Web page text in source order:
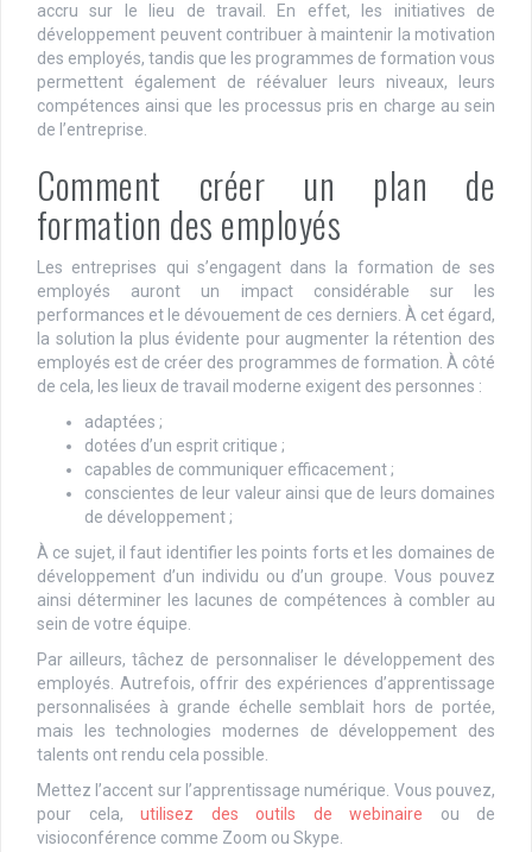
accru sur le lieu de travail. En effet, les initiatives de
développement peuvent contribuer à maintenir la motivation
des employés, tandis que les programmes de formation vous
permettent également de réévaluer leurs niveaux, leurs
compétences ainsi que les processus pris en charge au sein
de l’entreprise.
Comment créer un plan de
formation des employés
Les entreprises qui s’engagent dans la formation de ses
employés auront un impact considérable sur les
performances et le dévouement de ces derniers. À cet égard,
la solution la plus évidente pour augmenter la rétention des
employés est de créer des programmes de formation. À côté
de cela, les lieux de travail moderne exigent des personnes :
adaptées ;
dotées d’un esprit critique ;
capables de communiquer efficacement ;
conscientes de leur valeur ainsi que de leurs domaines
de développement ;
À ce sujet, il faut identifier les points forts et les domaines de
développement d’un individu ou d’un groupe. Vous pouvez
ainsi déterminer les lacunes de compétences à combler au
sein de votre équipe.
Par ailleurs, tâchez de personnaliser le développement des
employés. Autrefois, offrir des expériences d’apprentissage
personnalisées à grande échelle semblait hors de portée,
mais les technologies modernes de développement des
talents ont rendu cela possible.
Mettez l’accent sur l’apprentissage numérique. Vous pouvez,
pour cela, utilisez des outils de webinaire ou de
visioconférence comme Zoom ou Skype.